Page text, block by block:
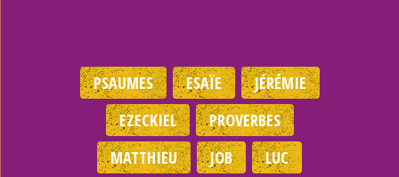
PSAUMES ESAÏE
JÉRÉMIE
EZECKIEL
PROVERBES
MATTHIEU
JOB LUC